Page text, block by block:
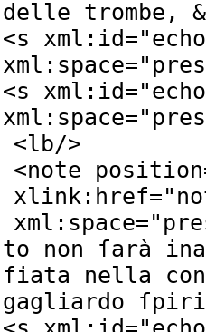
delle trombe,
<s xml:id="
xml:space="
<s xml:id="
xml:space="
<lb/>
<note position
xlink:href="
xml:space="
to non ſarà
fiata nella
gagliardo